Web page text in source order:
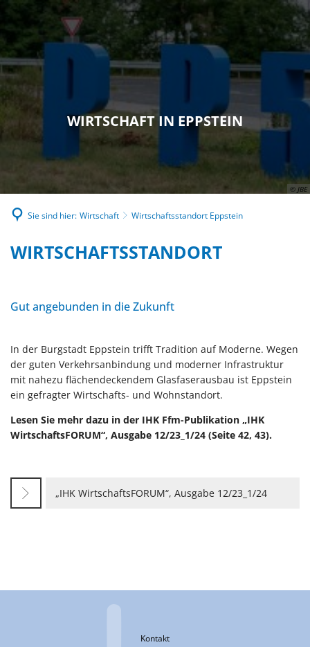
© JBE
WIRTSCHAFT IN EPPSTEIN
Sie sind hier: Wirtschaft Wirtschaftsstandort Eppstein
WIRTSCHAFTSSTANDORT
WIRTSCHAFTSSTANDORT
Gut angebunden in die Zukunft
In der Burgstadt Eppstein trifft Tradition auf Moderne. Wegen
der guten Verkehrsanbindung und moderner Infrastruktur
mit nahezu flächendeckendem Glasfaserausbau ist Eppstein
ein gefragter Wirtschafts- und Wohnstandort.
Lesen Sie mehr dazu in der IHK Ffm-Publikation „IHK
WirtschaftsFORUM“, Ausgabe 12/23_1/24 (Seite 42, 43).
„IHK WirtschaftsFORUM“, Ausgabe 12/23_1/24
Kontakt